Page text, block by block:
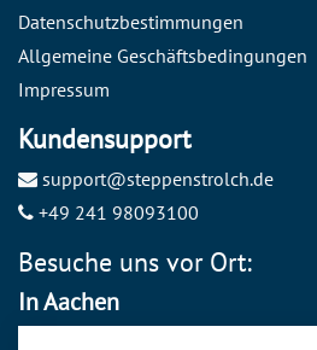
Besuche uns vor Ort:
In Aachen
Datenschutzbestimmungen
Allgemeine Geschäftsbedingungen
Impressum
Kundensupport
support@steppenstrolch.de
+49 241 98093100